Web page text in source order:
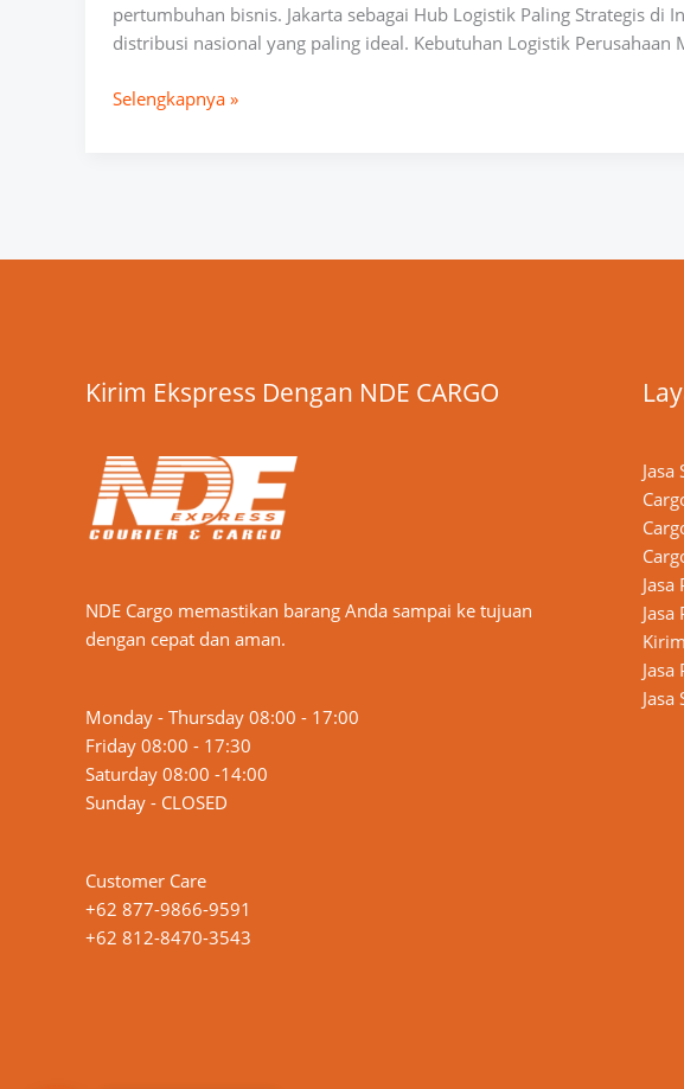
pertumbuhan bisnis. Jakarta sebagai Hub Logistik Paling Strategis di
distribusi nasional yang paling ideal. Kebutuhan Logistik Perusahaan
Selengkapnya »
Kirim Ekspress Dengan NDE CARGO
NDE Cargo memastikan barang Anda sampai ke tujuan
dengan cepat dan aman.
Monday - Thursday 08:00 - 17:00
Friday 08:00 - 17:30
Saturday 08:00 -14:00
Sunday - CLOSED
Customer Care
+62 877-9866-9591
+62 812-8470-3543
Jasa
Jasa